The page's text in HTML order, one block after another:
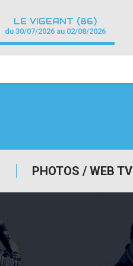
PHOTOS / WEB TV
LE VIGEANT (86)
du 30/07/2026 au 02/08/2026